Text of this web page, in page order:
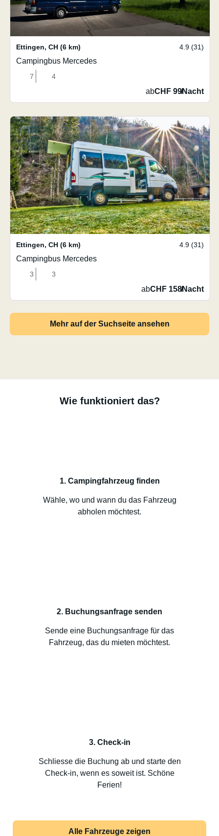
Ettingen, CH (6 km) 4.9 (31)
Campingbus Mercedes
7 4
abCHF 99/Nacht
Ettingen, CH (6 km) 4.9 (31)
Campingbus Mercedes
3 3
abCHF 158/Nacht
Mehr auf der Suchseite ansehen
Wie funktioniert das?
1. Campingfahrzeug finden
Wähle, wo und wann du das Fahrzeug
abholen möchtest.
2. Buchungsanfrage senden
Sende eine Buchungsanfrage für das
Fahrzeug, das du mieten möchtest.
3. Check-in
Schliesse die Buchung ab und starte den
Check-in, wenn es soweit ist. Schöne
Ferien!
Alle Fahrzeuge zeigen